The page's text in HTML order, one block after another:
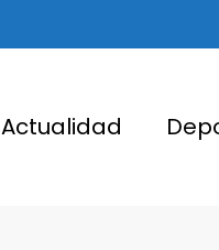
Actualidad